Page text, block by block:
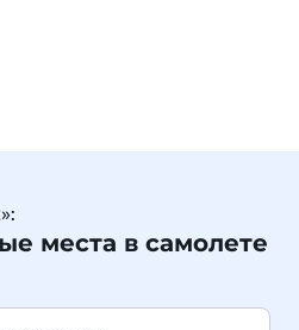
места в самолете